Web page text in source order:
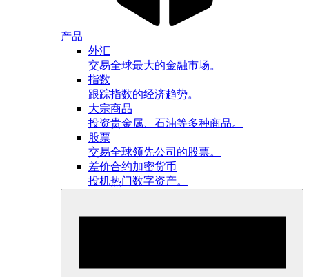
产品
外汇
交易全球最大的金融市场。
指数
跟踪指数的经济趋势。
大宗商品
投资贵金属、石油等多种商品。
股票
交易全球领先公司的股票。
差价合约加密货币
投机热门数字资产。